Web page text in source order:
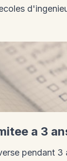
a 3
pendant